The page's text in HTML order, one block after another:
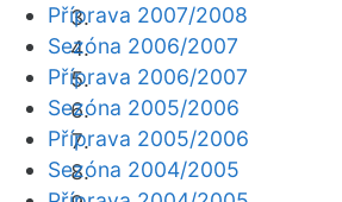
Příprava 2007/2008
Sezóna 2006/2007
Příprava 2006/2007
Sezóna 2005/2006
Příprava 2005/2006
Sezóna 2004/2005